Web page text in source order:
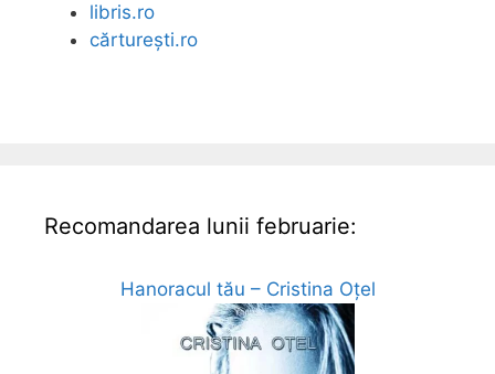
libris.ro
cărturești.ro
Recomandarea lunii februarie:
Hanoracul tău – Cristina Oțel